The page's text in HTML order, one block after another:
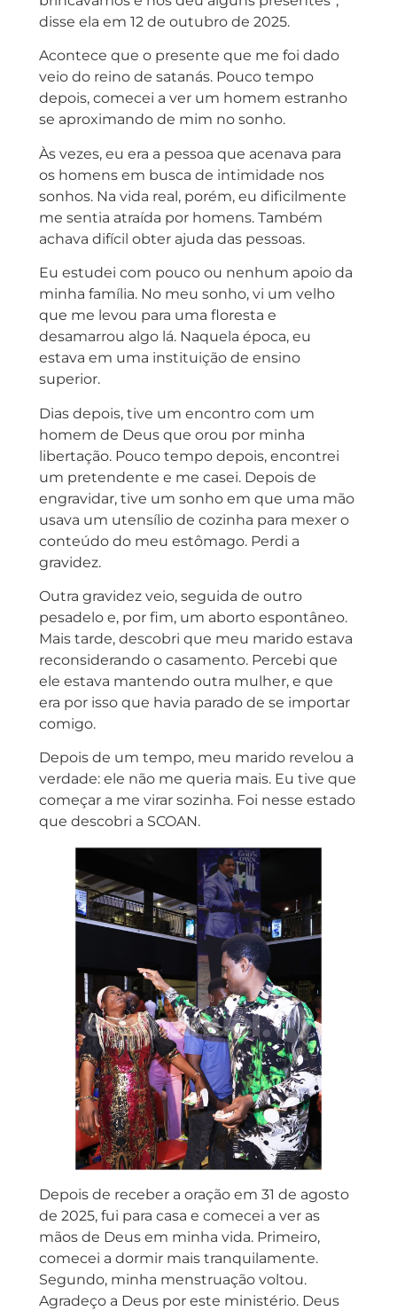
disse ela em 12 de outubro de 2025.
Acontece que o presente que me foi dado
veio do reino de satanás. Pouco tempo
depois, comecei a ver um homem estranho
se aproximando de mim no sonho.
Às vezes, eu era a pessoa que acenava para
os homens em busca de intimidade nos
sonhos. Na vida real, porém, eu dificilmente
me sentia atraída por homens. Também
achava difícil obter ajuda das pessoas.
Eu estudei com pouco ou nenhum apoio da
minha família. No meu sonho, vi um velho
que me levou para uma floresta e
desamarrou algo lá. Naquela época, eu
estava em uma instituição de ensino
superior.
Dias depois, tive um encontro com um
homem de Deus que orou por minha
libertação. Pouco tempo depois, encontrei
um pretendente e me casei. Depois de
engravidar, tive um sonho em que uma mão
usava um utensílio de cozinha para mexer o
conteúdo do meu estômago. Perdi a
gravidez.
Outra gravidez veio, seguida de outro
pesadelo e, por fim, um aborto espontâneo.
Mais tarde, descobri que meu marido estava
reconsiderando o casamento. Percebi que
ele estava mantendo outra mulher, e que
era por isso que havia parado de se importar
comigo.
Depois de um tempo, meu marido revelou a
verdade: ele não me queria mais. Eu tive que
começar a me virar sozinha. Foi nesse estado
que descobri a SCOAN.
Depois de receber a oração em 31 de agosto
de 2025, fui para casa e comecei a ver as
mãos de Deus em minha vida. Primeiro,
comecei a dormir mais tranquilamente.
Segundo, minha menstruação voltou.
Agradeço a Deus por este ministério. Deus